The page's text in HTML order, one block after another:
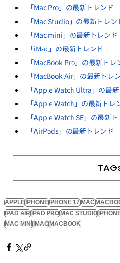
「Mac Pro」の最新トレンド
「Mac Studio」の最新トレン
「Mac mini」の最新トレンド
「iMac」の最新トレンド
「MacBook Pro」の最新トレ
「MacBook Air」の最新トレ
「Apple Watch Ultra」の最
「Apple Watch」の最新トレ
「Apple Watch SE」の最新
「AirPods」の最新トレンド
APPLEIPHONEIPHONE 17MAC
IPAD AIRIPAD PROMAC STUDIO
MAC MINIIMACMACBOOK